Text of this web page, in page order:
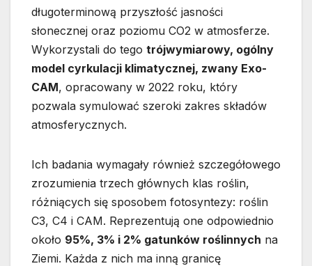
długoterminową przyszłość jasności
słonecznej oraz poziomu CO2 w atmosferze.
Wykorzystali do tego trójwymiarowy, ogólny
model cyrkulacji klimatycznej, zwany Exo-
CAM, opracowany w 2022 roku, który
pozwala symulować szeroki zakres składów
atmosferycznych.
Ich badania wymagały również szczegółowego
zrozumienia trzech głównych klas roślin,
różniących się sposobem fotosyntezy: roślin
C3, C4 i CAM. Reprezentują one odpowiednio
około 95%, 3% i 2% gatunków roślinnych na
Ziemi. Każda z nich ma inną granicę